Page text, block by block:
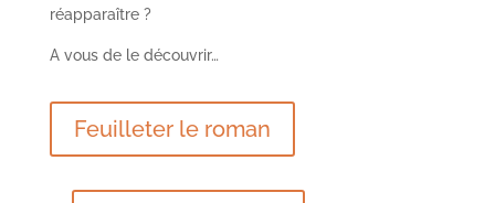
réapparaître ?
A vous de le découvrir…
Feuilleter le roman